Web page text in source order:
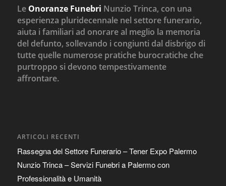
Le Onoranze Funebri Nunzio Trinca, con una
esperienza pluridecennale nel settore funerario,
aiuta i familiari ad onorare al meglio la memoria
del defunto, sollevando i congiunti dal disbrigo di
tutte quelle numerose pratiche burocratiche che
purtroppo si devono tempestivamente
affrontare.
ARTICOLI RECENTI
Rassegna del Settore Funerario – Tener Expo Palermo
Nunzio Trinca – Servizi Funebri a Palermo con
Professionalità e Umanità